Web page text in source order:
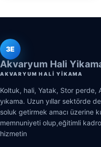
3E
Akvaryum Hali
AKVARYUM HALI YIKAMA
Koltuk, hali, Yatak, Stor perde,
yıkama. Uzun yıllar sektörde
soluk getirmek amacı üzerine
memnuniyeti olup,eğitimli
hizmetin